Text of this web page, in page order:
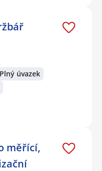
Plný úvazek
měřící,